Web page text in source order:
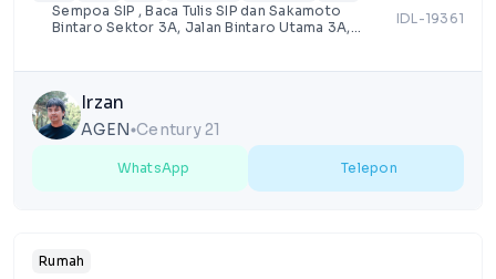
Sempoa SIP , Baca Tulis SIP dan Sakamoto
Bintaro Sektor 3A, Jalan Bintaro Utama 3A,
IDL-19361
Irzan
AGEN lensCentury 21
WhatsApp Telepon
Rumah